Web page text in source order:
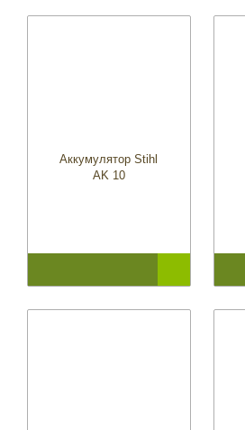
Аккумулятор Stihl
AK 10